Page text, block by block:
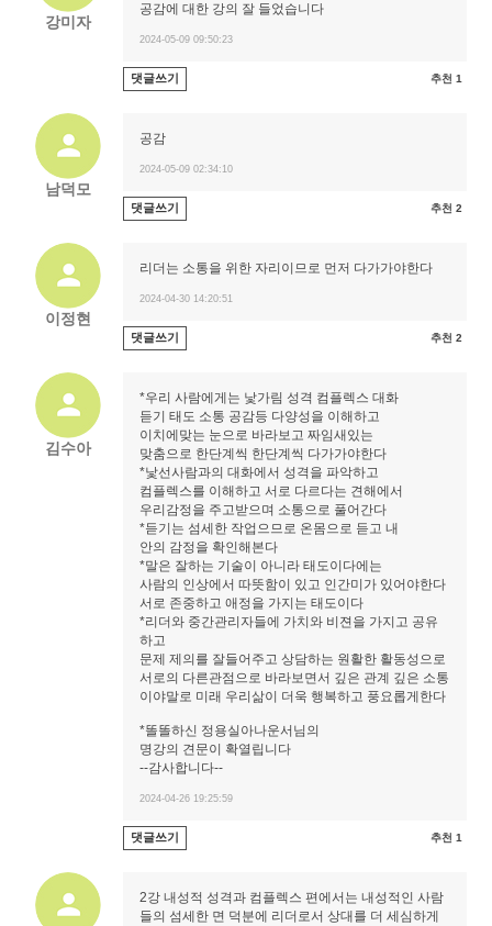
강미자
공감에 대한 강의 잘 들었습니다
2024-05-09 09:50:23
댓글쓰기 추천 1
남덕모
공감
2024-05-09 02:34:10
댓글쓰기 추천 2
이정현
리더는 소통을 위한 자리이므로 먼저 다가가야한다
2024-04-30 14:20:51
댓글쓰기 추천 2
김수아
*우리 사람에게는 낯가림 성격 컴플렉스 대화
듣기 태도 소통 공감등 다양성을 이해하고
이치에맞는 눈으로 바라보고 짜임새있는
맞춤으로 한단계씩 한단계씩 다가가야한다
*낯선사람과의 대화에서 성격을 파악하고
컴플렉스를 이해하고 서로 다르다는 견해에서
우리감정을 주고받으며 소통으로 풀어간다
*듣기는 섬세한 작업으므로 온몸으로 듣고 내
안의 감정을 확인해본다
*말은 잘하는 기술이 아니라 태도이다에는
사람의 인상에서 따뜻함이 있고 인간미가 있어야한다
서로 존중하고 애정을 가지는 태도이다
*리더와 중간관리자들에 가치와 비젼을 가지고 공유
하고
문제 제의를 잘들어주고 상담하는 원활한 활동성으로
서로의 다른관점으로 바라보면서 깊은 관계 깊은 소통
이야말로 미래 우리삶이 더욱 행복하고 풍요롭게한다
*똘똘하신 정용실아나운서님의
명강의 견문이 확열립니다
--감사합니다--
2024-04-26 19:25:59
댓글쓰기 추천 1
2강 내성적 성격과 컴플렉스 편에서는 내성적인 사람
들의 섬세한 면 덕분에 리더로서 상대를 더 세심하게